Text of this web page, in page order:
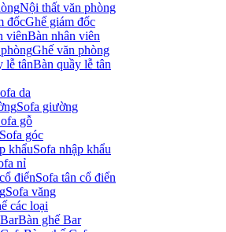
Nội thất văn phòng
Ghế giám đốc
Bàn nhân viên
Ghế văn phòng
Bàn quầy lễ tân
da
Sofa giường
gỗ
Sofa góc
Sofa nhập khẩu
nỉ
Sofa tân cổ điển
Sofa văng
các loại
Bàn ghế Bar